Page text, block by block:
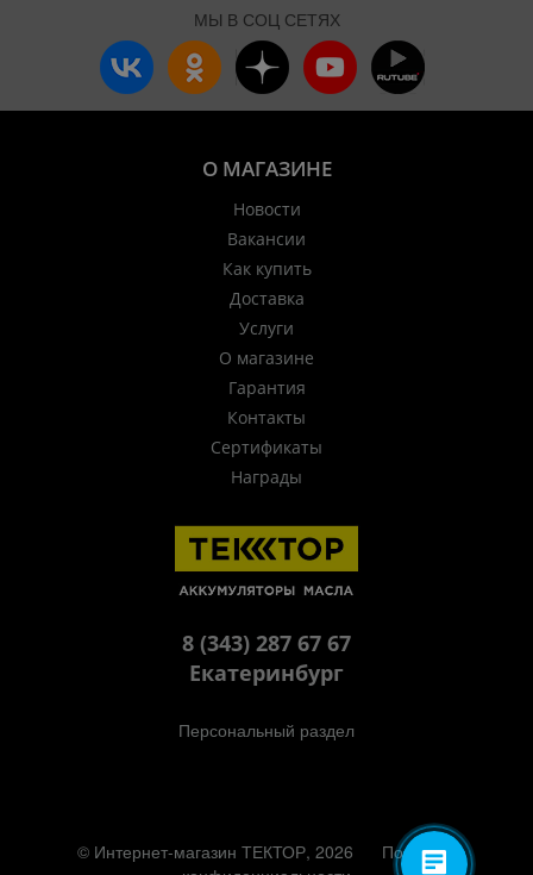
МЫ В СОЦ СЕТЯХ
О МАГАЗИНЕ
Новости
Вакансии
Как купить
Доставка
Услуги
О магазине
Гарантия
Контакты
Сертификаты
Награды
8 (343) 287 67 67
Екатеринбург
Персональный раздел
© Интернет-магазин ТЕКТОР, 2026
Политика